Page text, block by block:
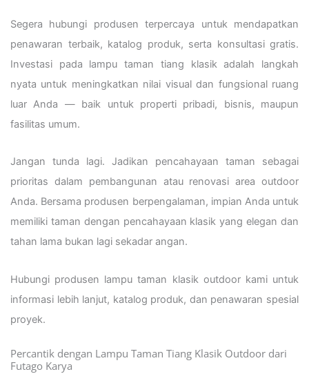
Segera hubungi produsen terpercaya untuk mendapatkan
penawaran terbaik, katalog produk, serta konsultasi gratis.
Investasi pada lampu taman tiang klasik adalah langkah
nyata untuk meningkatkan nilai visual dan fungsional ruang
luar Anda — baik untuk properti pribadi, bisnis, maupun
fasilitas umum.
Jangan tunda lagi. Jadikan pencahayaan taman sebagai
prioritas dalam pembangunan atau renovasi area outdoor
Anda. Bersama produsen berpengalaman, impian Anda untuk
memiliki taman dengan pencahayaan klasik yang elegan dan
tahan lama bukan lagi sekadar angan.
Hubungi produsen lampu taman klasik outdoor kami untuk
informasi lebih lanjut, katalog produk, dan penawaran spesial
proyek.
Percantik dengan Lampu Taman Tiang Klasik Outdoor dari
Futago Karya